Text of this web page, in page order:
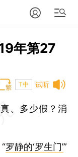
年第27
试听
T中
、多少假？消
“罗静的‘罗生门’”